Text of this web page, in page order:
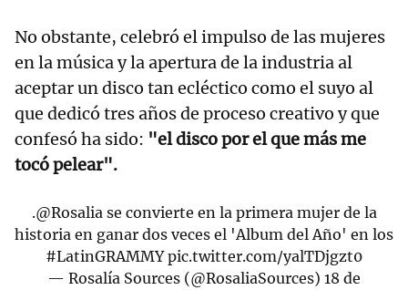
No obstante, celebró el impulso de las mujeres
en la música y la apertura de la industria al
aceptar un disco tan ecléctico como el suyo al
que dedicó tres años de proceso creativo y que
confesó ha sido: "el disco por el que más me
tocó pelear".
.@Rosaliase convierte en la primera mujer de la
historia en ganar dos veces el 'Album del Año' en los
#LatinGRAMMY pic.twitter.com/yalTDjgzt0
— Rosalía Sources (@RosaliaSources) 18 de